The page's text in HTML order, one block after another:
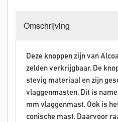
Omschrijving
Deze knoppen zijn van
zelden verkrijgbaar. De
stevig materiaal en zijn
vlaggenmasten. Dit is
mm vlaggenmast. Ook is
conische mast. Daarvoor